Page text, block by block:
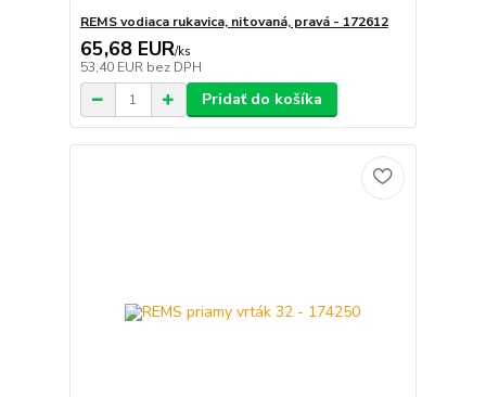
REMS vodiaca rukavica, nitovaná, pravá - 172612
65,68 EUR/ks
53,40 EUR bez DPH
Pridať do košíka